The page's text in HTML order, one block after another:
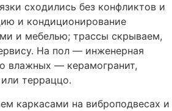
сходились без конфликтов и
и кондиционирование
и мебелью; трассы скрываем,
На пол — инженерная
влажных — керамогранит,
терраццо.
каркасами на виброподвесах и